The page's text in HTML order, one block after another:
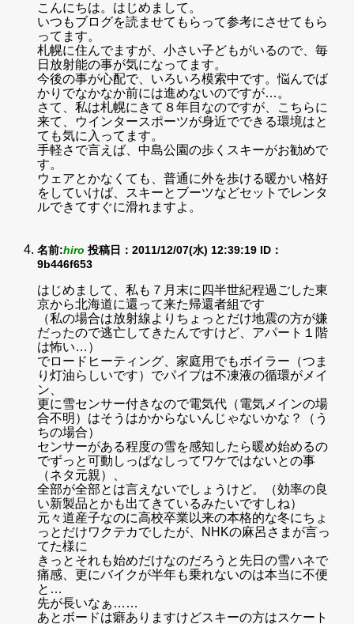
こんにちは。はじめまして。
いつもブログを読ませてもらって参考にさせてもら
ってます。
札幌に住んでますが、小さい子どもがいるので、毎
日放射能の事が気になってます。
今後の事が心配で、いろいろ模索中です。悩んでば
かりでなかなか前には進めないのですが…。
さて、私は札幌にきて８年目なのですが、こちらに
来て、ウインタースポーツが身近でできる環境はと
ても気に入ってます。
手軽さで言えば、中島公園の歩くスキーがお勧めで
す。
ウェアとかなくても、普通に外を歩ける暖かい格好
をしていけば、スキーとブーツなどセットでレンタ
ルできてすぐに滑れますよ。
名前:hiro 投稿日：2011/12/07(水) 12:39:19 ID：
9b446f653
はじめまして、私も７月末に四半世紀程過ごした東
京から北海道に還って来た帰還者組です
（私の場合は放射線よりちょっとだけ地震の方が嫌
だったので逃亡してきたんですけど、アパート１階
は怖い…）
でロードヒーティング、家庭用でもボイラー（つま
り灯油らしいです）でパイプは不凍液の循環がメイ
ン、
更に雪センサー付きなので電気代（電気メインの場
合不明）はそうはかからないんじゃないかな？（う
ちの場合）
センサーがある程度の雪を感知したら暖め始めるの
でずっと可動しっぱなしってワケではないとの事
（ネタ元親）、
全部が全部とは言えないでしょうけど。（効率の良
い新製品とかも出てきているみたいですしね）
元々道産子なのに高校卒業以来の本格的な冬にちょ
っとだけワクテカでしたが、NHKの麻呂さまが言っ
てた様に
きっとそれも始めだけなのだろうと先日の雪ハネで
痛感、更にバイクが半年も乗れないのは本当に不便
と…
先が長いなぁ……
あとボードは癖ありますけどスキーの方はスケート